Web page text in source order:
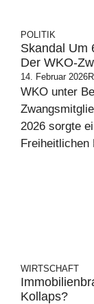
POLITIK
Skandal Um
Der WKO-
14. Februar 2026
WKO unter
2026 sorgte
WIRTSCHAFT
Kollaps?